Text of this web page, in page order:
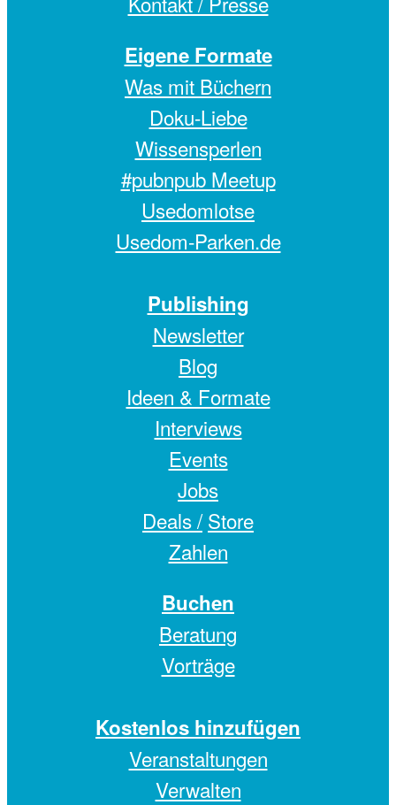
Eigene Formate
Was mit Büchern
Doku-Liebe
Wissensperlen
#pubnpub Meetup
Usedomlotse
Usedom-Parken.de
Publishing
Newsletter
Blog
Ideen & Formate
Interviews
Events
Jobs
Deals / Store
Zahlen
Buchen
Beratung
Vorträge
Kostenlos hinzufügen
Veranstaltungen
Verwalten